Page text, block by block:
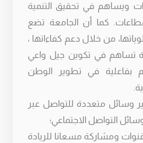
ويساهم في تحقيق التنمية
كما أن الجامعة تضع
من خلال دعم كفاءاتها ،
تساهم في تكوين جيل واعي
بفاعلية في تطوير الوطن
وسائل متعددة للتواصل عبر
التواصل الاجتماعي؛
ومشاركة مسعانا للريادة